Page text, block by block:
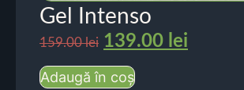
Gel Intenso
159.00lei 139.00 lei
Adaugă în coș